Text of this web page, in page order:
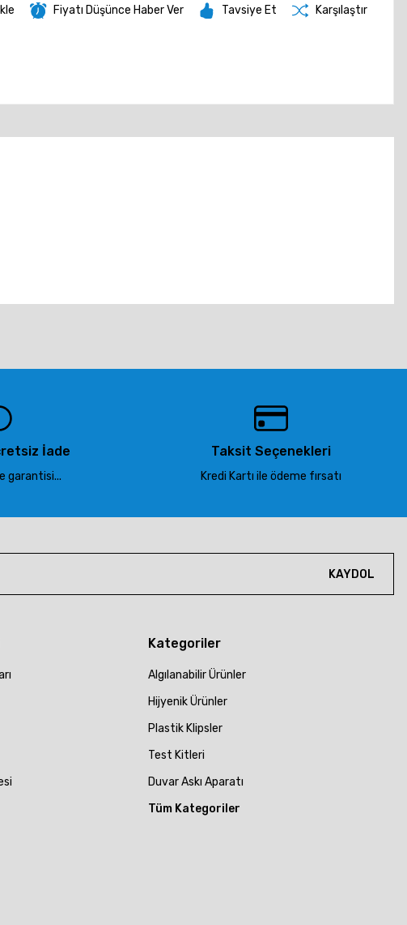
Fiyatı Düşünce Haber Ver Tavsiye Et Karşılaştır
İade
garantisi...
Taksit Seçenekleri
Kredi Kartı ile ödeme fırsatı
KAYDOL
Kategoriler
Algılanabilir Ürünler
Hijyenik Ürünler
Plastik Klipsler
Test Kitleri
Duvar Askı Aparatı
Tüm Kategoriler